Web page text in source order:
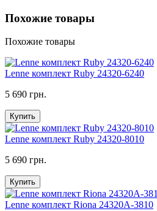
Похожие товары
Похожие товары
Lenne комплект Ruby 24320-6240
5 690 грн.
Купить
Lenne комплект Ruby 24320-8010
5 690 грн.
Купить
Lenne комплект Riona 24320A-3810